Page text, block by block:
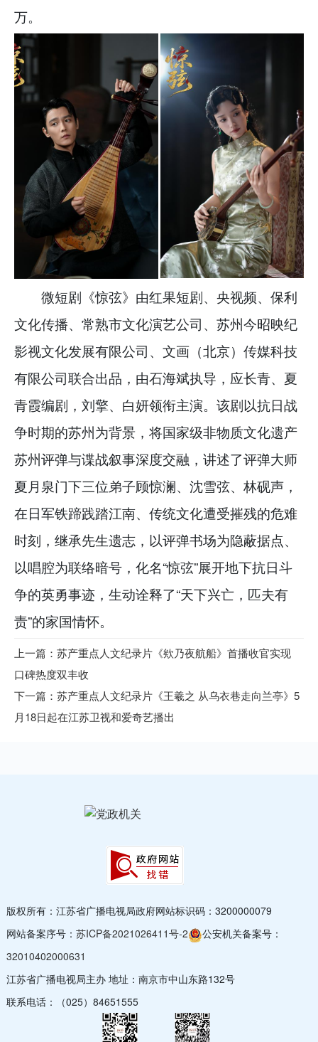
万。
微短剧《惊弦》由红果短剧、央视频、保利
文化传播、常熟市文化演艺公司、苏州今昭映纪
影视文化发展有限公司、文画（北京）传媒科技
有限公司联合出品，由石海斌执导，应长青、夏
青霞编剧，刘擎、白妍领衔主演。该剧以抗日战
争时期的苏州为背景，将国家级非物质文化遗产
苏州评弹与谍战叙事深度交融，讲述了评弹大师
夏月泉门下三位弟子顾惊澜、沈雪弦、林砚声，
在日军铁蹄践踏江南、传统文化遭受摧残的危难
时刻，继承先生遗志，以评弹书场为隐蔽据点、
以唱腔为联络暗号，化名“惊弦”展开地下抗日斗
争的英勇事迹，生动诠释了“天下兴亡，匹夫有
责”的家国情怀。
上一篇：苏产重点人文纪录片《欸乃夜航船》首播收官实现
口碑热度双丰收
下一篇：苏产重点人文纪录片《王羲之 从乌衣巷走向兰亭》5
月18日起在江苏卫视和爱奇艺播出
版权所有：江苏省广播电视局政府网站标识码：3200000079
网站备案序号： 苏ICP备2021026411号-2
公安机关备案号：
32010402000631
江苏省广播电视局主办 地址：南京市中山东路132号
联系电话：（025）84651555